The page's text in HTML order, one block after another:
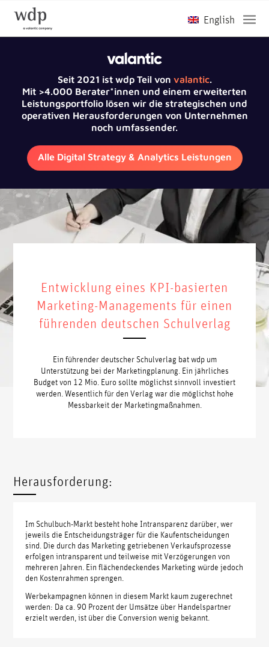
Seit 2021 ist wdp Teil von valantic.
Mit >4.000 Berater*innen und einem erweiterten
Leistungsportfolio lösen wir die strategischen und
operativen Herausforderungen von Unternehmen
noch umfassender.
Alle Digital Strategy & Analytics Leistungen
Entwicklung eines KPI-basierten
Marketing-Managements für einen
führenden deutschen Schulverlag
Ein führender deutscher Schulverlag bat wdp um
Unterstützung bei der Marketingplanung. Ein jährliches
Budget von 12 Mio. Euro sollte möglichst sinnvoll investiert
werden. Wesentlich für den Verlag war die möglichst hohe
Messbarkeit der Marketingmaßnahmen.
Herausforderung:
Im Schulbuch-Markt besteht hohe Intransparenz darüber, wer
jeweils die Entscheidungsträger für die Kaufentscheidungen
sind. Die durch das Marketing getriebenen Verkaufsprozesse
erfolgen intransparent und teilweise mit Verzögerungen von
mehreren Jahren. Ein flächendeckendes Marketing würde jedoch
den Kostenrahmen sprengen.
Werbekampagnen können in diesem Markt kaum zugerechnet
werden: Da ca. 90 Prozent der Umsätze über Handelspartner
erzielt werden, ist über die Conversion wenig bekannt.